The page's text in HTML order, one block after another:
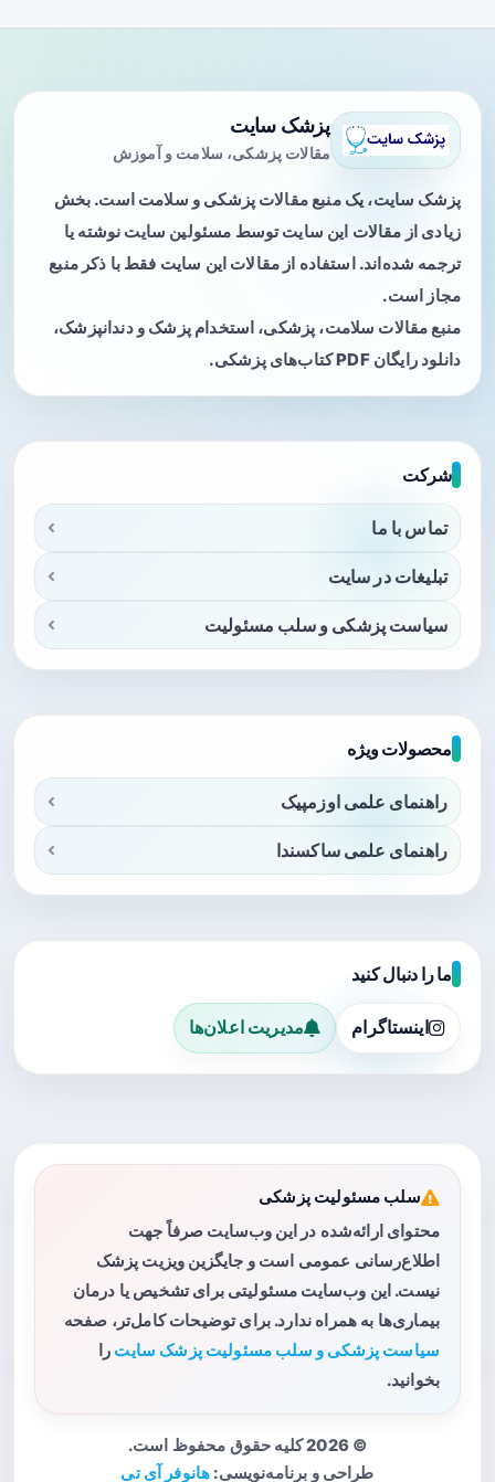
پزشک سایت
مقالات پزشکی، سلامت و آموزش
پزشک سایت، یک منبع مقالات پزشکی و سلامت است. بخش
زیادی از مقالات این سایت توسط مسئولین سایت نوشته یا
ترجمه شده‌اند. استفاده از مقالات این سایت فقط با ذکر منبع
مجاز است.
منبع مقالات سلامت، پزشکی، استخدام پزشک و دندانپزشک،
دانلود رایگان PDF کتاب‌های پزشکی.
شرکت
تماس با ما
تبلیغات در سایت
سیاست پزشکی و سلب مسئولیت
محصولات ویژه
راهنمای علمی اوزمپیک
راهنمای علمی ساکسندا
ما را دنبال کنید
اینستاگرام مدیریت اعلان‌ها
سلب مسئولیت پزشکی
محتوای ارائه‌شده در این وب‌سایت صرفاً جهت
اطلاع‌رسانی عمومی است و جایگزین ویزیت پزشک
نیست. این وب‌سایت مسئولیتی برای تشخیص یا درمان
بیماری‌ها به همراه ندارد. برای توضیحات کامل‌تر، صفحه
سیاست پزشکی و سلب مسئولیت پزشک سایت را
بخوانید.
© 2026 کلیه حقوق محفوظ است.
طراحی و برنامه‌نویسی: هانوفر آی تی